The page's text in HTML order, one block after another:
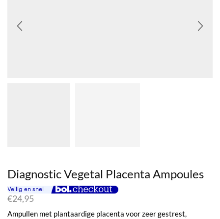
Diagnostic Vegetal Placenta Ampoules
€24,95
Ampullen met plantaardige placenta voor zeer gestrest,